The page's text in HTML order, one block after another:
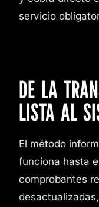
servicio
DE LA
LISTA AL
El método
funciona hasta
comprobantes